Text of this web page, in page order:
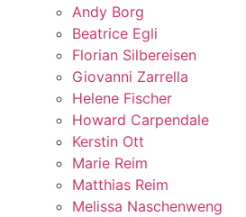
Andy Borg
Beatrice Egli
Florian Silbereisen
Giovanni Zarrella
Helene Fischer
Howard Carpendale
Kerstin Ott
Marie Reim
Matthias Reim
Melissa Naschenweng